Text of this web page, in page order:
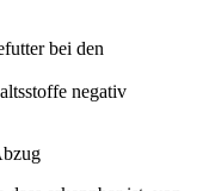
bei den
negativ